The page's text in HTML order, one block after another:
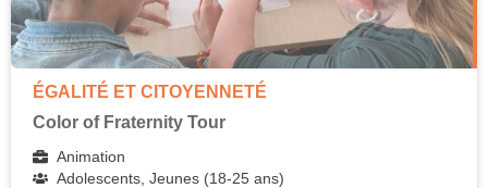
ÉGALITÉ ET CITOYENNETÉ
Color of Fraternity Tour
Animation
Adolescents, Jeunes (18-25 ans)